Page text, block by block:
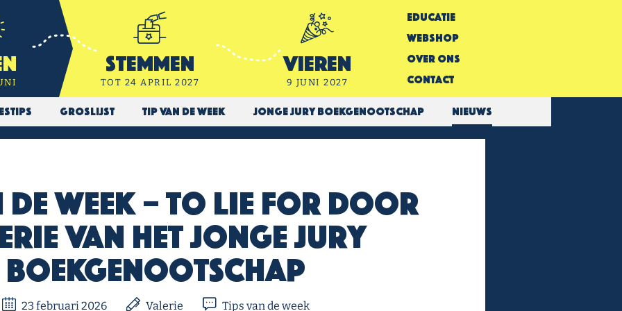
Groslijst Tip van de week Jonge Jury Boekgenootschap Nieuws
Stemmen
TOT 24 APRIL 2027
Vieren
9 JUNI 2027
Educatie
Webshop
Over Ons
Contact
de Week – To Lie For door
van het Jonge Jury
Boekgenootschap
23 februari 2026 Valerie Tips van de week